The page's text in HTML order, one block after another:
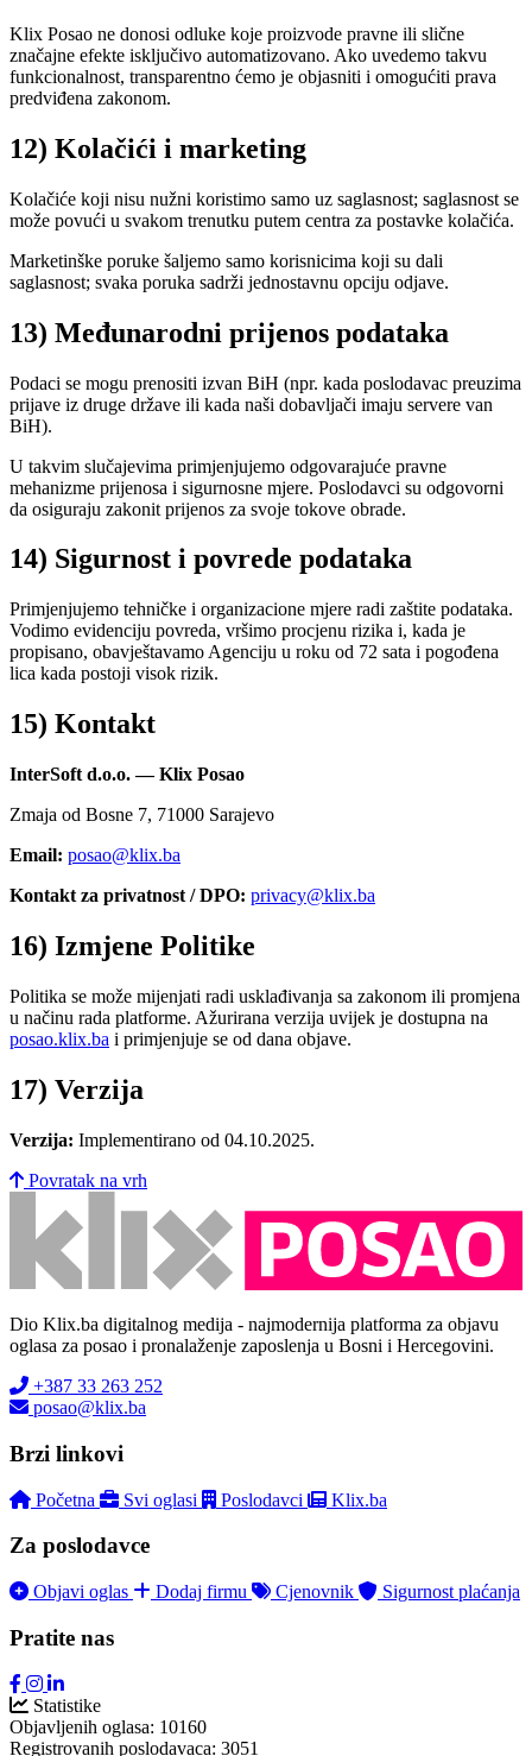
Klix Posao ne donosi odluke koje proizvode pravne ili slične
značajne efekte isključivo automatizovano. Ako uvedemo takvu
funkcionalnost, transparentno ćemo je objasniti i omogućiti prava
predviđena zakonom.
12) Kolačići i marketing
Kolačiće koji nisu nužni koristimo samo uz saglasnost; saglasnost se
može povući u svakom trenutku putem centra za postavke kolačića.
Marketinške poruke šaljemo samo korisnicima koji su dali
saglasnost; svaka poruka sadrži jednostavnu opciju odjave.
13) Međunarodni prijenos podataka
Podaci se mogu prenositi izvan BiH (npr. kada poslodavac preuzima
prijave iz druge države ili kada naši dobavljači imaju servere van
BiH).
U takvim slučajevima primjenjujemo odgovarajuće pravne
mehanizme prijenosa i sigurnosne mjere. Poslodavci su odgovorni
da osiguraju zakonit prijenos za svoje tokove obrade.
14) Sigurnost i povrede podataka
Primjenjujemo tehničke i organizacione mjere radi zaštite podataka.
Vodimo evidenciju povreda, vršimo procjenu rizika i, kada je
propisano, obavještavamo Agenciju u roku od 72 sata i pogođena
lica kada postoji visok rizik.
15) Kontakt
InterSoft d.o.o. — Klix Posao
Zmaja od Bosne 7, 71000 Sarajevo
Email: posao@klix.ba
Kontakt za privatnost / DPO: privacy@klix.ba
16) Izmjene Politike
Politika se može mijenjati radi usklađivanja sa zakonom ili promjena
u načinu rada platforme. Ažurirana verzija uvijek je dostupna na
posao.klix.ba i primjenjuje se od dana objave.
17) Verzija
Verzija: Implementirano od 04.10.2025.
Povratak na vrh
Dio Klix.ba digitalnog medija - najmodernija platforma za objavu
oglasa za posao i pronalaženje zaposlenja u Bosni i Hercegovini.
+387 33 263 252
posao@klix.ba
Brzi linkovi
Početna Svi oglasi Poslodavci Klix.ba
Za poslodavce
Objavi oglas Dodaj firmu Cjenovnik Sigurnost plaćanja
Pratite nas
Statistike
Objavljenih oglasa: 10160
Registrovanih poslodavaca: 3051